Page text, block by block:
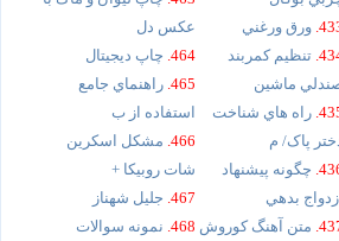
ورق ورغني
تنظيم کمربند
ماشين
راه هاي شناخت
پاک/ م
چگونه پيشنهاد
ازدواج بدهي
متن آهنگ کوروش
عکس دل
464. چاپ ديجيتال
465. راهنماي جامع
استفاده از ب
466. مشکل اسکرين
شات روبيکا +
467. جليل شهناز
468. نمونه سوالات